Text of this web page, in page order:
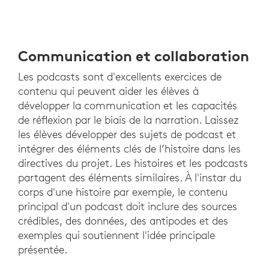
Communication et collaboration
Les podcasts sont d'excellents exercices de
contenu qui peuvent aider les élèves à
développer la communication et les capacités
de réflexion par le biais de la narration. Laissez
les élèves développer des sujets de podcast et
intégrer des éléments clés de l’histoire dans les
directives du projet. Les histoires et les podcasts
partagent des éléments similaires. À l'instar du
corps d'une histoire par exemple, le contenu
principal d'un podcast doit inclure des sources
crédibles, des données, des antipodes et des
exemples qui soutiennent l'idée principale
présentée.